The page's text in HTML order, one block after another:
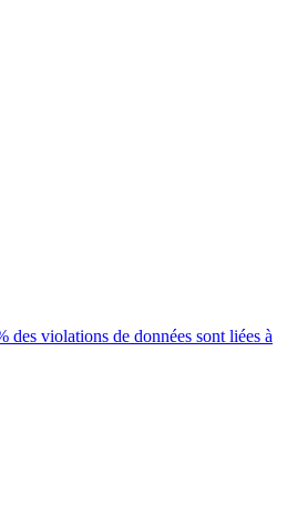
des violations de données sont liées à